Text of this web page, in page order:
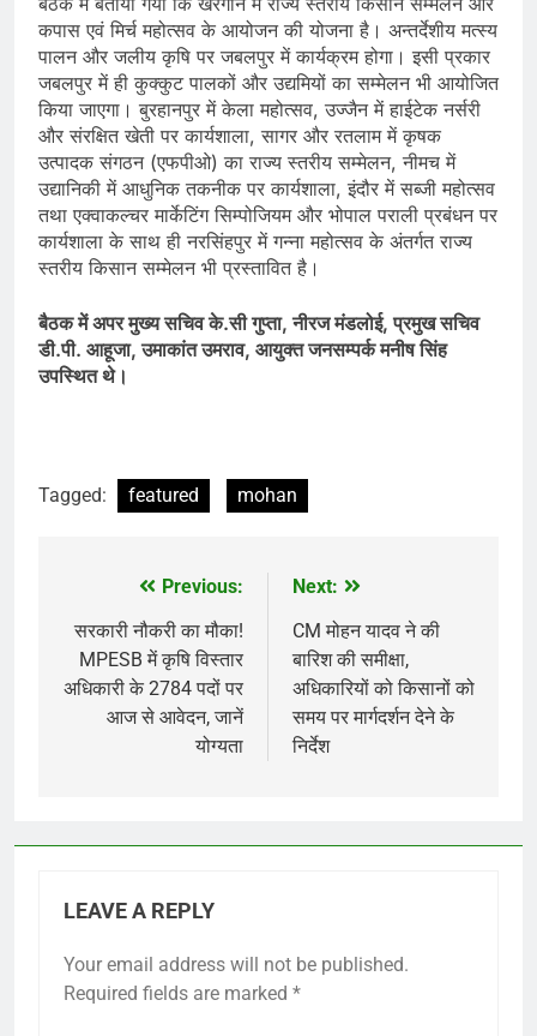
कपास एवं मिर्च महोत्सव के आयोजन की योजना है। अन्तर्देशीय मत्स्य
पालन और जलीय कृषि पर जबलपुर में कार्यक्रम होगा। इसी प्रकार
जबलपुर में ही कुक्कुट पालकों और उद्यमियों का सम्मेलन भी आयोजित
किया जाएगा। बुरहानपुर में केला महोत्सव, उज्जैन में हाईटेक नर्सरी
और संरक्षित खेती पर कार्यशाला, सागर और रतलाम में कृषक
उत्पादक संगठन (एफपीओ) का राज्य स्तरीय सम्मेलन, नीमच में
उद्यानिकी में आधुनिक तकनीक पर कार्यशाला, इंदौर में सब्जी महोत्सव
तथा एक्वाकल्चर मार्केटिंग सिम्पोजियम और भोपाल पराली प्रबंधन पर
कार्यशाला के साथ ही नरसिंहपुर में गन्ना महोत्सव के अंतर्गत राज्य
स्तरीय किसान सम्मेलन भी प्रस्तावित है।
बैठक में अपर मुख्य सचिव के.सी गुप्ता, नीरज मंडलोई, प्रमुख सचिव
डी.पी. आहूजा, उमाकांत उमराव, आयुक्त जनसम्पर्क मनीष सिंह
उपस्थित थे।
Tagged: featured mohan
navigation
Previous:
सरकारी नौकरी का मौका!
MPESB में कृषि विस्तार
अधिकारी के 2784 पदों पर
आज से आवेदन, जानें
योग्यता
Next:
CM मोहन यादव ने की
बारिश की समीक्षा,
अधिकारियों को किसानों को
समय पर मार्गदर्शन देने के
निर्देश
LEAVE A REPLY
Your email address will not be published.
Required fields are marked *